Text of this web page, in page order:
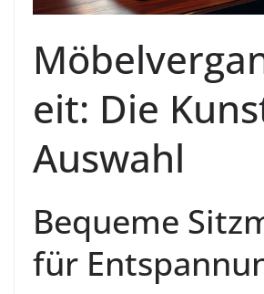
eit: Die
Auswahl
Bequeme
für